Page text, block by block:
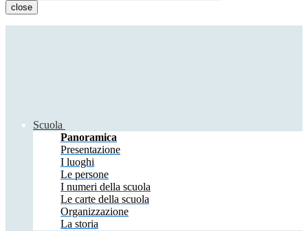
close
Scuola
Panoramica
Presentazione
I luoghi
Le persone
I numeri della scuola
Le carte della scuola
Organizzazione
La storia